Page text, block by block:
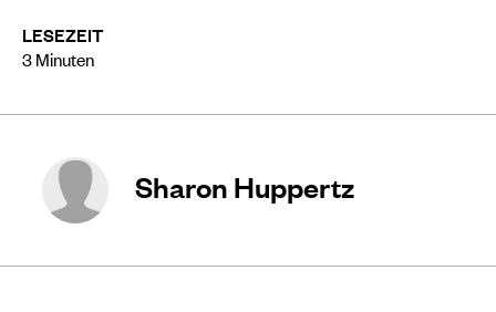
LESEZEIT
3Minuten
Sharon Huppertz